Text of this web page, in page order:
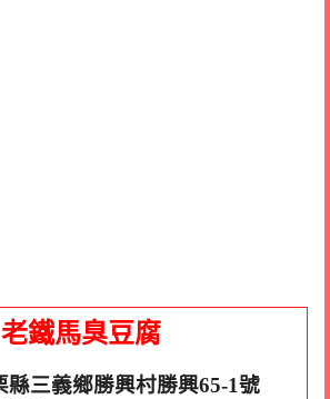
老鐵馬臭豆腐
縣三義鄉勝興村勝興65-1號